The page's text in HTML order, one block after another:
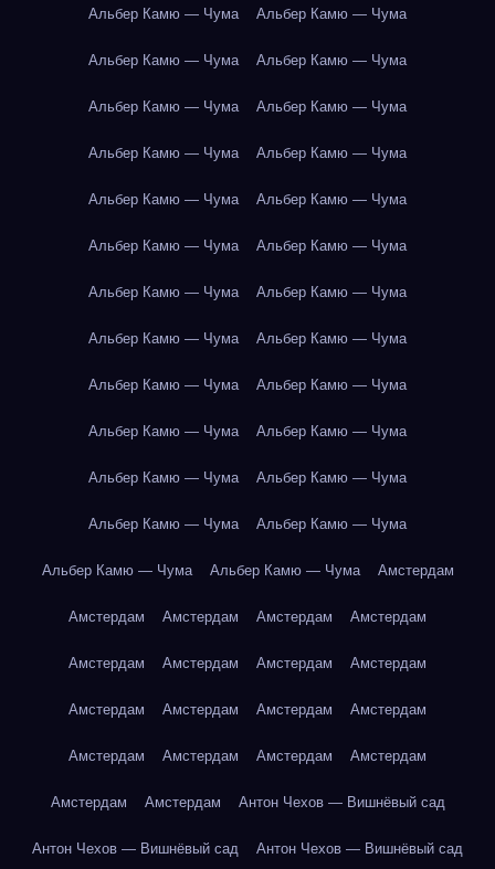
Альбер Камю — Чума Альбер Камю — Чума
Альбер Камю — Чума Альбер Камю — Чума
Альбер Камю — Чума Альбер Камю — Чума
Альбер Камю — Чума Альбер Камю — Чума
Альбер Камю — Чума Альбер Камю — Чума
Альбер Камю — Чума Альбер Камю — Чума
Альбер Камю — Чума Альбер Камю — Чума
Альбер Камю — Чума Альбер Камю — Чума
Альбер Камю — Чума Альбер Камю — Чума
Альбер Камю — Чума Альбер Камю — Чума
Альбер Камю — Чума Альбер Камю — Чума
Альбер Камю — Чума Альбер Камю — Чума
Альбер Камю — Чума Альбер Камю — Чума Амстердам
Амстердам Амстердам Амстердам Амстердам
Амстердам Амстердам Амстердам Амстердам
Амстердам Амстердам Амстердам Амстердам
Амстердам Амстердам Амстердам Амстердам
Амстердам Амстердам Антон Чехов — Вишнёвый сад
Антон Чехов — Вишнёвый сад Антон Чехов — Вишнёвый сад